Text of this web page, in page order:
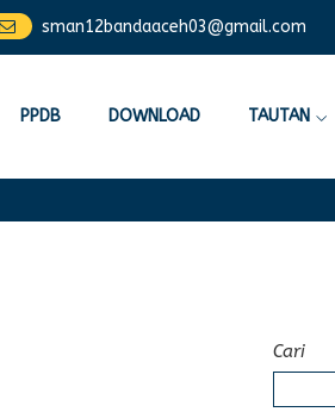
sman12bandaaceh03@gmail.com
PPDB DOWNLOAD TAUTAN
Cari